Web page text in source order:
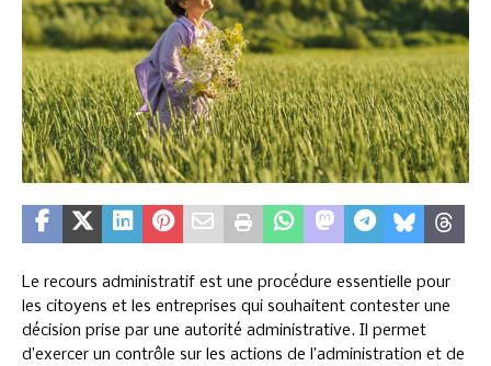
Le recours administratif est une procédure essentielle pour
les citoyens et les entreprises qui souhaitent contester une
décision prise par une autorité administrative. Il permet
d’exercer un contrôle sur les actions de l’administration et de